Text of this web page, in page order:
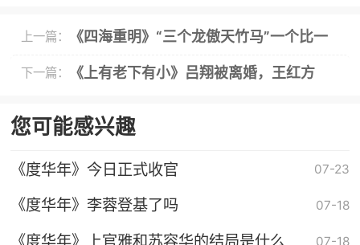
上一篇： 《四海重明》“三个龙傲天竹马”一个比一
个帅！
下一篇： 《上有老下有小》吕翔被离婚，王红方
您可能感兴趣
《度华年》今日正式收官 07-23
《度华年》李蓉登基了吗 07-18
07-18